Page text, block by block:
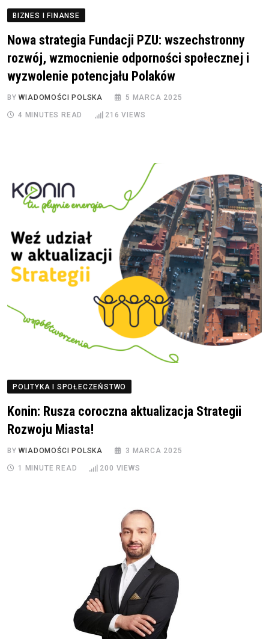
BIZNES I FINANSE
Nowa strategia Fundacji PZU: wszechstronny
rozwój, wzmocnienie odporności społecznej i
wyzwolenie potencjału Polaków
BYWIADOMOŚCI POLSKA 5 MARCA 2025
4 MINUTES READ 216 VIEWS
POLITYKA I SPOŁECZEŃSTWO
Konin: Rusza coroczna aktualizacja Strategii
Rozwoju Miasta!
BYWIADOMOŚCI POLSKA 3 MARCA 2025
1 MINUTE READ 200 VIEWS